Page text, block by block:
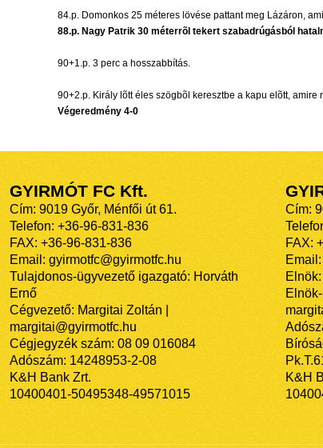
84.p. Domonkos 25 méteres lövése pattant meg Lázáron,
88.p. Nagy Patrik 30 méterrõl tekert szabadrúgásból
90+1.p. 3 perc a hosszabbítás.
90+2.p. Király lõtt éles szögbõl keresztbe a kapu elõtt, amire
Végeredmény 4-0
GYIRMÓT FC Kft.
Cím: 9019 Győr, Ménfői út 61.
Telefon: +36-96-831-836
FAX: +36-96-831-836
Email: gyirmotfc@gyirmotfc.hu
Tulajdonos-ügyvezető igazgató: Horváth
Ernő
Cégvezető: Margitai Zoltán |
margitai@gyirmotfc.hu
Cégjegyzék szám: 08 09 016084
Adószám: 14248953-2-08
K&H Bank Zrt.
10400401-50495348-49571015
Cím:
FAX:
K&H